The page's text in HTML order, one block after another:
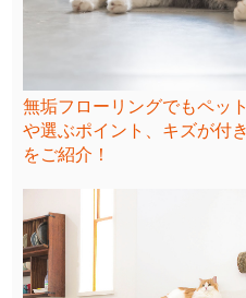
無垢フローリングでもペッ
や選ぶポイント、キズが付
をご紹介！